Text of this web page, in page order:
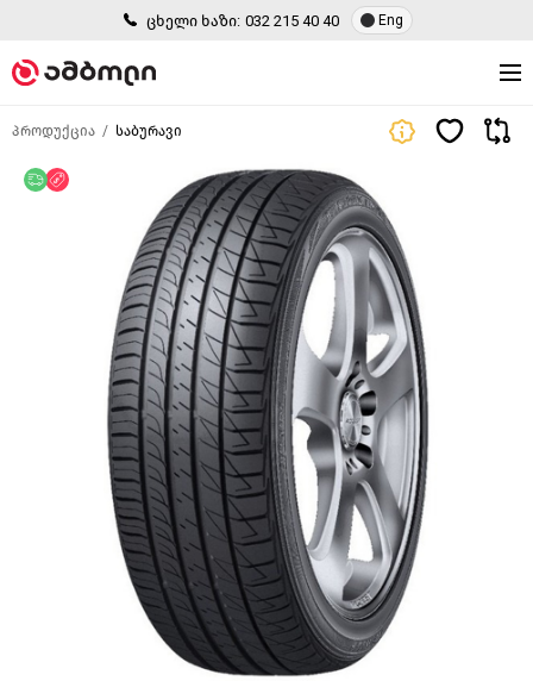
ცხელი ხაზი: 032 215 40 40 Eng
პროდუქცია საბურავი
უფასო მიწოდება